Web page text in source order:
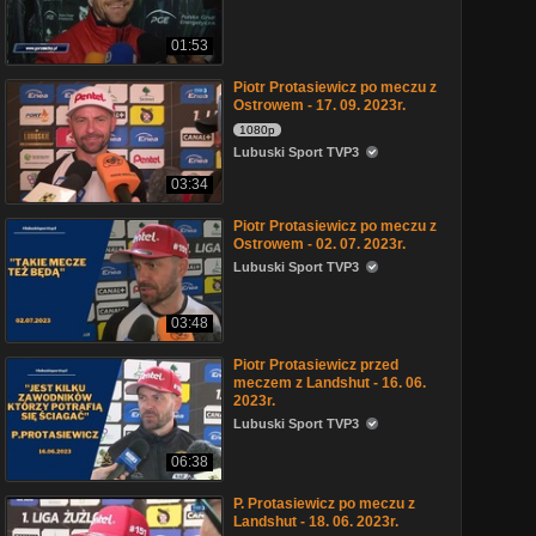
01:53
03:34
Piotr Protasiewicz po meczu z
Ostrowem - 17. 09. 2023r.
1080p
Lubuski Sport TVP3
03:48
Piotr Protasiewicz po meczu z
Ostrowem - 02. 07. 2023r.
Lubuski Sport TVP3
06:38
Piotr Protasiewicz przed
meczem z Landshut - 16. 06.
2023r.
Lubuski Sport TVP3
P. Protasiewicz po meczu z
Landshut - 18. 06. 2023r.